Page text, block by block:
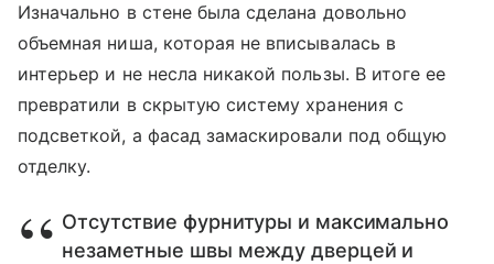
Изначально в стене была сделана довольно
объемная ниша, которая не вписывалась в
интерьер и не несла никакой пользы. В итоге ее
превратили в скрытую систему хранения с
подсветкой, а фасад замаскировали под общую
отделку.
Отсутствие фурнитуры и максимально
незаметные швы между дверцей и